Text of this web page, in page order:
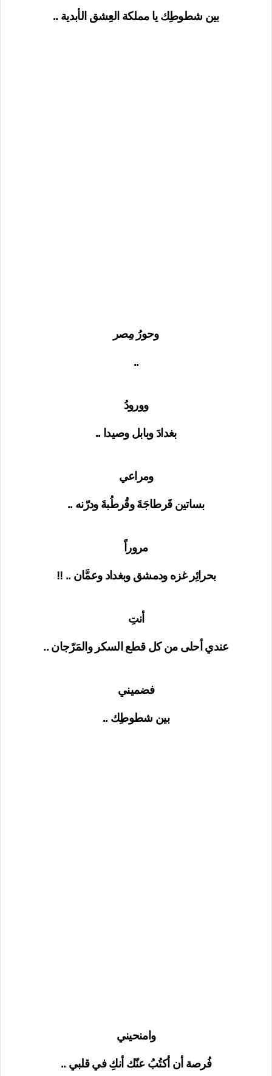
بين شطوطِك يا مملكة العِشق الأبدية ..
وحورُ مِصر
..
وورودُ
بغدادَ وبابل وصيدا ..
ومراعي
بساتين قَرطاجَةَ وقُرطُبةَ ودرّنه ..
مروراً
بحرائِر غزه ودمشق وبغداد وعمَّان .. !!
أنتِ
عندي أحلى من كل قطع السكر والمَرّجان ..
فضميني
بين شطوطِك ..
وامنحيني
فُرصة أن أكتُبُ عنّك أنكِ في قلبي ..